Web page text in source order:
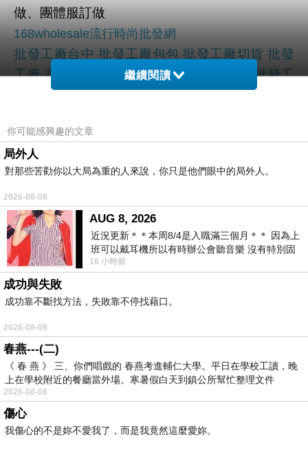
做、團體服訂做
168wholesale流行時尚批發網
批發工廠台中 批發工廠包包 批發工廠切貨 批發
工廠 高雄 批發工廠 衣服 批發工廠 桃園 批發工
發工廠 洋裝批發商 洋裝批發價 洋裝批發不用囤
貨 洋裝批發商
168wholesale流行時尚批發網，提供各式各樣流
行商品及服飾飾品批發，5件起批1件續批 批發商
場
手機殼批發廠商 手機殼批發店 手機殼批發價 手
機殼批發商城 手機殼批發工廠 手機殼批發商 登
機箱批發工廠 台中內褲批發
開服飾店 開店創業須知 開店創業輔導 開店創業
資金 開店創業課程 開店創業手冊 開店創業心得
創業賣衣服 正韓@E@
寵物衣服批發價 寵物衣服批發工廠 寵物衣服批
發商 圍巾批發市場 圍巾批發價 圍巾批發店 圍巾
批發工廠 高雄內褲批發
168wholesale流行時尚批發網網拍教學
繼續閱讀
你可能感興趣的文章
局外人
對那些苦勸你以大局為重的人來說，你只是他們眼中的局外人。
2026-08-08
AUG 8, 2026
近況更新＊＊本周8/4是入職滿三個月＊＊ 因為上
班可以戴耳機所以有時辦公會聽音樂 沒有特別固
定哪天但就是一周某一天會固定聽'90
16 小時前
成功與失敗
成功靠不斷找方法，失敗靠不停找藉口。
2026-08-08
春燕---(二)
《 春 燕 》 三、你們唱戲的 春燕考進輔仁大學。平日在學校工讀，晚
上在學校附近的餐廳當外場。寒暑假白天到鎮公所幫忙整理文件
2026-08-08
傷心
我傷心的不是妳不愛我了，而是我竟然這麼愛妳。